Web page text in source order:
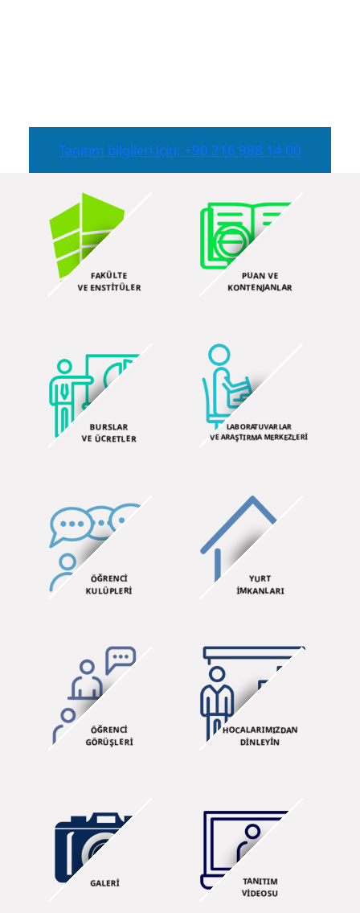
Tanıtım bilgileri için: +90 216 988 14 00
FAKÜLTE
VE ENSTİTÜLER
PUAN VE
KONTENJANLAR
BURSLAR
VE ÜCRETLER
LABORATUVARLAR
VE ARAŞTIRMA MERKEZLERİ
ÖĞRENCİ
KULÜPLERİ
YURT
İMKANLARI
ÖĞRENCİ
GÖRÜŞLERİ
HOCALARIMIZDAN
DİNLEYİN
GALERİ
TANITIM
VİDEOSU